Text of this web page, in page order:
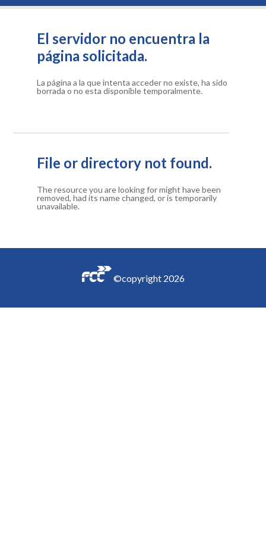
El servidor no encuentra la
página solicitada.
La página a la que intenta acceder no existe, ha sido
borrada o no esta disponible temporalmente.
File or directory not found.
The resource you are looking for might have been
removed, had its name changed, or is temporarily
unavailable.
©copyright 2026